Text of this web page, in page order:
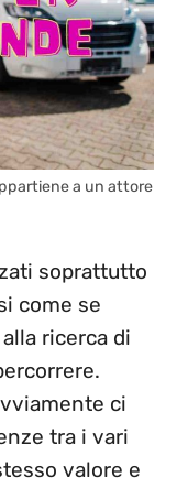
a un attore
soprattutto
come se
ricerca di
ci
tra i vari
valore e